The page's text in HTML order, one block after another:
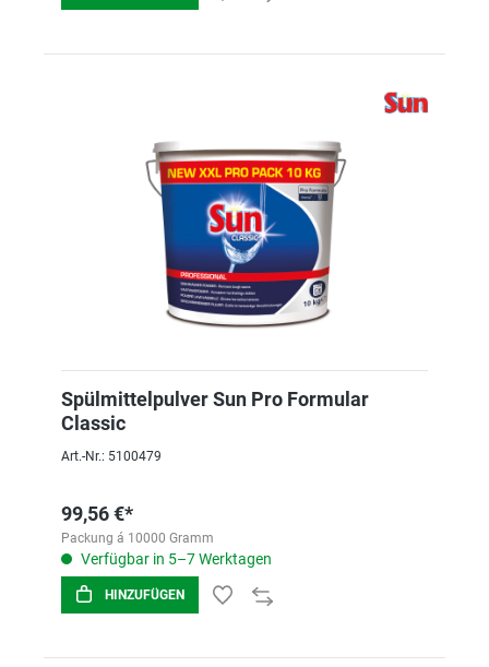
Spülmittelpulver Sun Pro Formular
Classic
Art.-Nr.: 5100479
99,56 €*
Packung á 10000 Gramm
Verfügbar in 5–7 Werktagen
HINZUFÜGEN